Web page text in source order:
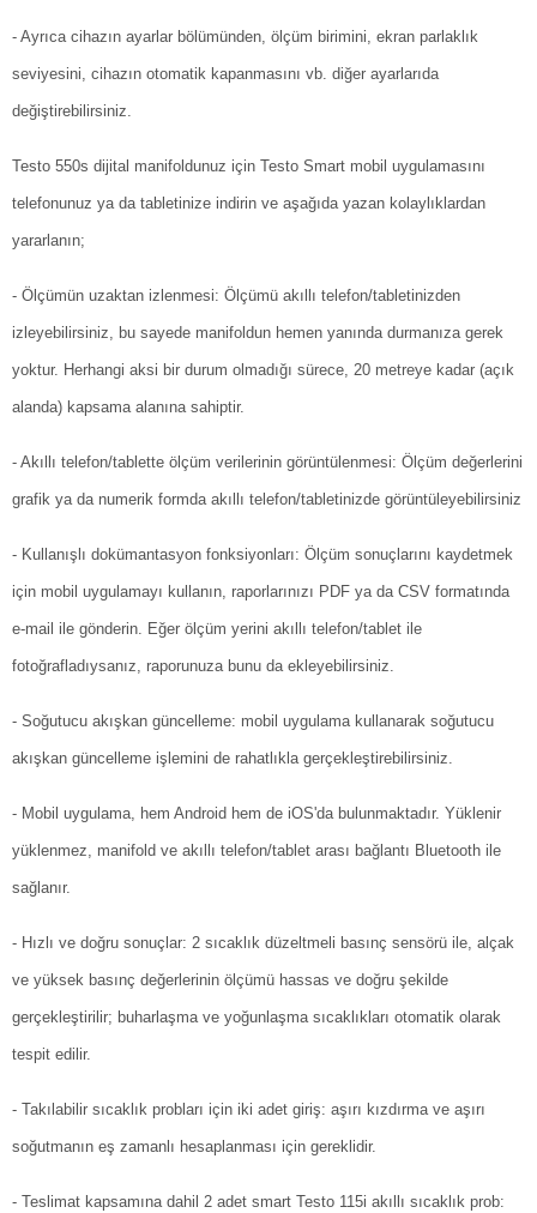
- Ayrıca cihazın ayarlar bölümünden, ölçüm birimini, ekran parlaklık
seviyesini, cihazın otomatik kapanmasını vb. diğer ayarlarıda
değiştirebilirsiniz.
Testo 550s dijital manifoldunuz için Testo Smart mobil uygulamasını
telefonunuz ya da tabletinize indirin ve aşağıda yazan kolaylıklardan
yararlanın;
- Ölçümün uzaktan izlenmesi: Ölçümü akıllı telefon/tabletinizden
izleyebilirsiniz, bu sayede manifoldun hemen yanında durmanıza gerek
yoktur. Herhangi aksi bir durum olmadığı sürece, 20 metreye kadar (açık
alanda) kapsama alanına sahiptir.
- Akıllı telefon/tablette ölçüm verilerinin görüntülenmesi: Ölçüm değerlerini
grafik ya da numerik formda akıllı telefon/tabletinizde görüntüleyebilirsiniz
- Kullanışlı dokümantasyon fonksiyonları: Ölçüm sonuçlarını kaydetmek
için mobil uygulamayı kullanın, raporlarınızı PDF ya da CSV formatında
e-mail ile gönderin. Eğer ölçüm yerini akıllı telefon/tablet ile
fotoğrafladıysanız, raporunuza bunu da ekleyebilirsiniz.
- Soğutucu akışkan güncelleme: mobil uygulama kullanarak soğutucu
akışkan güncelleme işlemini de rahatlıkla gerçekleştirebilirsiniz.
- Mobil uygulama, hem Android hem de iOS'da bulunmaktadır. Yüklenir
yüklenmez, manifold ve akıllı telefon/tablet arası bağlantı Bluetooth ile
sağlanır.
- Hızlı ve doğru sonuçlar: 2 sıcaklık düzeltmeli basınç sensörü ile, alçak
ve yüksek basınç değerlerinin ölçümü hassas ve doğru şekilde
gerçekleştirilir; buharlaşma ve yoğunlaşma sıcaklıkları otomatik olarak
tespit edilir.
- Takılabilir sıcaklık probları için iki adet giriş: aşırı kızdırma ve aşırı
soğutmanın eş zamanlı hesaplanması için gereklidir.
- Teslimat kapsamına dahil 2 adet smart Testo 115i akıllı sıcaklık prob: